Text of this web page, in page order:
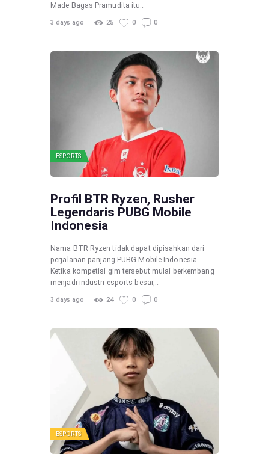
Made Bagas Pramudita itu…
3 days ago 25 0 0
ESPORTS
Profil BTR Ryzen, Rusher
Legendaris PUBG Mobile
Indonesia
Nama BTR Ryzen tidak dapat dipisahkan dari
perjalanan panjang PUBG Mobile Indonesia.
Ketika kompetisi gim tersebut mulai berkembang
menjadi industri esports besar,…
3 days ago 24 0 0
ESPORTS